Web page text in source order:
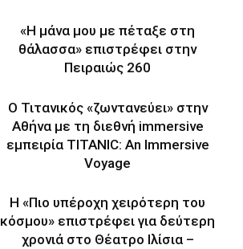
«Η μάνα μου με πέταξε στη
θάλασσα» επιστρέφει στην
Πειραιώς 260
Ο Τιτανικός «ζωντανεύει» στην
Αθήνα με τη διεθνή immersive
εμπειρία TITANIC: An Immersive
Voyage
Η «Πιο υπέροχη χειρότερη του
κόσμου» επιστρέφει για δεύτερη
χρονιά στο Θέατρο Ιλίσια –